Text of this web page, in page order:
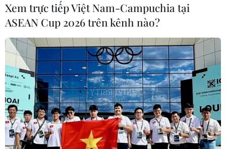
Vụ trẻ tử vong sau khi tiêm vắcxin: Lô
Xem trực tiếp Việt Nam-Campuchia tại
ASEAN Cup 2026 trên kênh nào?